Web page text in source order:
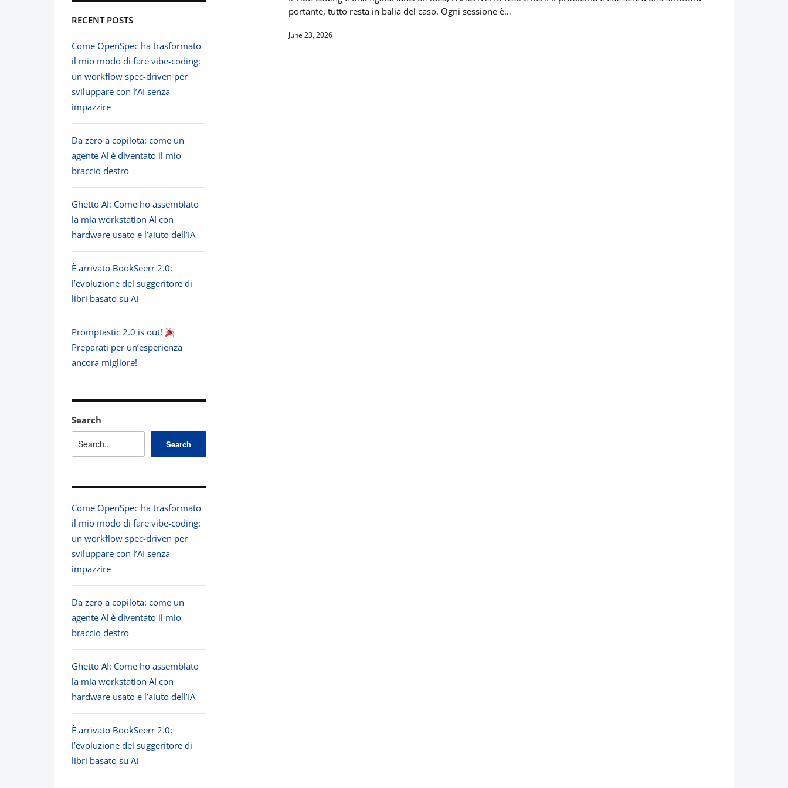
RECENT POSTS
Come OpenSpec ha trasformato
il mio modo di fare vibe-coding:
un workflow spec-driven per
sviluppare con l’AI senza
impazzire
Da zero a copilota: come un
agente AI è diventato il mio
braccio destro
Ghetto AI: Come ho assemblato
la mia workstation AI con
hardware usato e l’aiuto dell’IA
È arrivato BookSeerr 2.0:
l’evoluzione del suggeritore di
libri basato su AI
Promptastic 2.0 is out!
Preparati per un’esperienza
ancora migliore!
Search
Search
Come OpenSpec ha trasformato
il mio modo di fare vibe-coding:
un workflow spec-driven per
sviluppare con l’AI senza
impazzire
Da zero a copilota: come un
agente AI è diventato il mio
braccio destro
Ghetto AI: Come ho assemblato
la mia workstation AI con
hardware usato e l’aiuto dell’IA
È arrivato BookSeerr 2.0:
l’evoluzione del suggeritore di
libri basato su AI
portante, tutto resta in balia del caso. Ogni sessione è…
June 23, 2026